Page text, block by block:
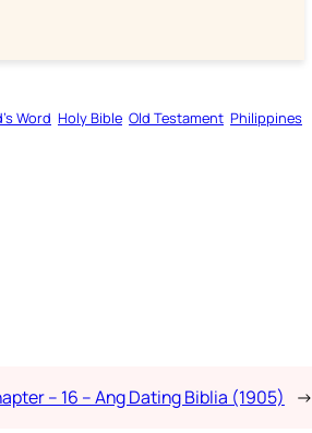
Word Holy Bible Old Testament Philippines
– 16 – Ang Dating Biblia (1905) →